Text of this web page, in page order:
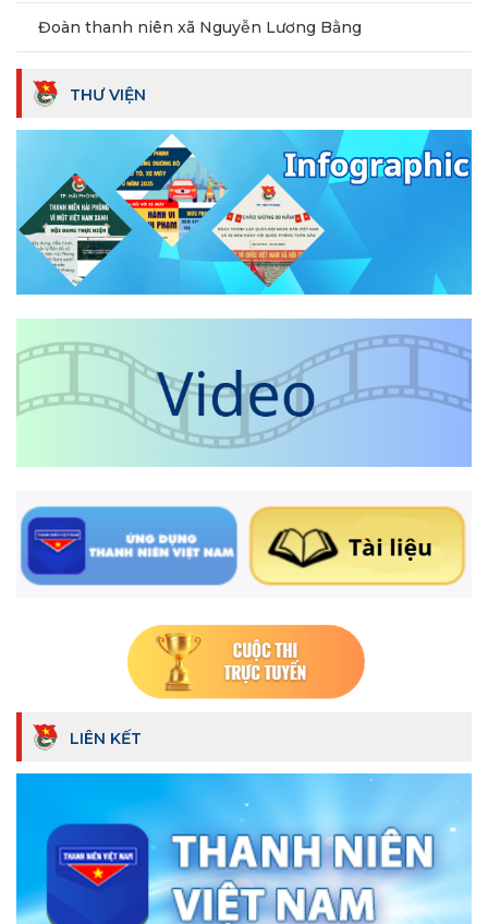
Đoàn thanh niên xã Nguyễn Lương Bằng
THƯ VIỆN
LIÊN KẾT